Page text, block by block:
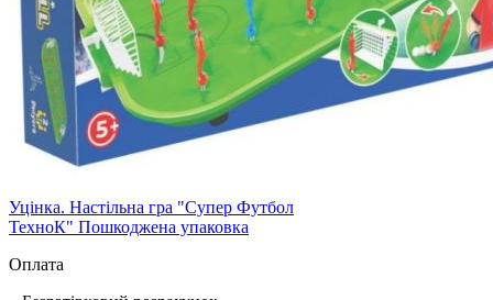
Уцінка. Настільна гра "Супер Футбол
ТехноК" Пошкоджена упаковка
Оплата